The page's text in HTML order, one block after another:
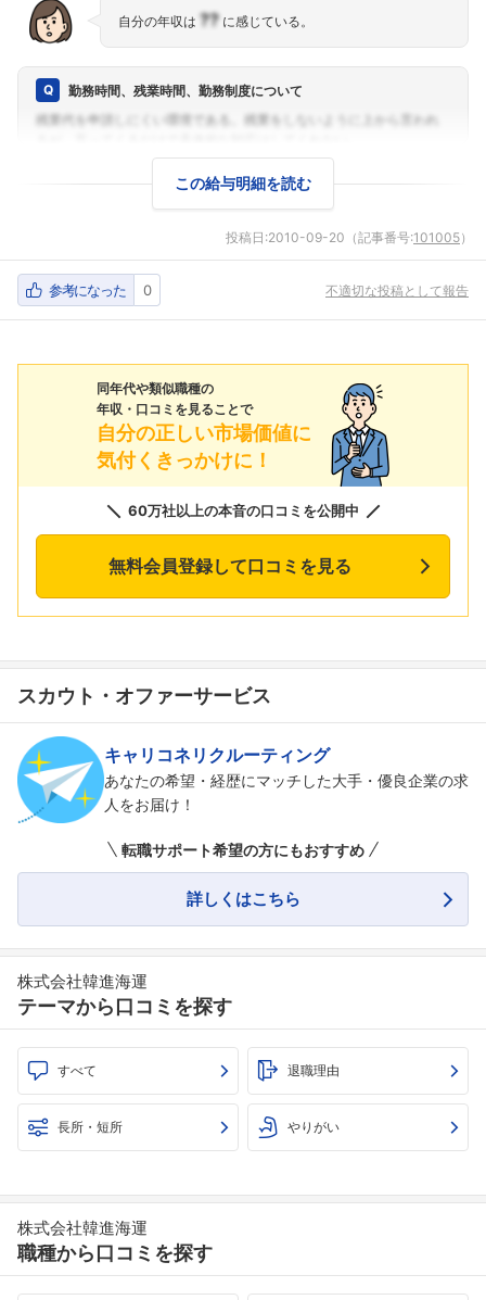
自分の年収は ??に感じている。
勤務時間、残業時間、勤務制度について
この給与明細を読む
投稿日:2010-09-20 （記事番号:101005）
参考になった 0 不適切な投稿として報告
同年代や類似職種の
年収・口コミを見ることで
自分の正しい市場価値に
気付くきっかけに！
60万社以上の本音の口コミを公開中
無料会員登録して口コミを見る
スカウト・オファーサービス
キャリコネリクルーティング
あなたの希望・経歴にマッチした大手・優良企業の求
人をお届け！
転職サポート希望の方にもおすすめ
詳しくはこちら
株式会社韓進海運
テーマから口コミを探す
すべて 退職理由
長所・短所 やりがい
株式会社韓進海運
職種から口コミを探す